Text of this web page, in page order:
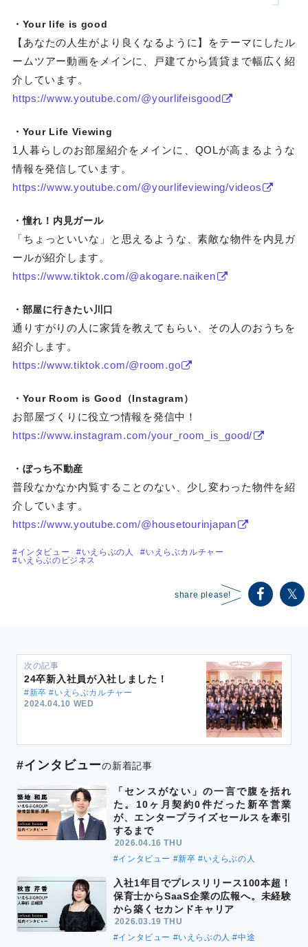
・Your life is good
【あなたの人生がより良くなるように】をテーマにしたル
ームツアー動画をメインに、戸建てから賃貸まで幅広く紹
介しています。
https://www.youtube.com/@yourlifeisgood
・Your Life Viewing
1人暮らしのお部屋紹介をメインに、QOLが高まるような
情報を発信しています。
https://www.youtube.com/@yourlifeviewing/videos
・憧れ！内見ガール
「ちょっといいな」と思えるような、素敵な物件を内見ガ
ールが紹介します。
https://www.tiktok.com/@akogare.naiken
・部屋に行きたい川口
通りすがりの人に家賃を教えてもらい、その人のおうちを
紹介します。
https://www.tiktok.com/@room.go
・Your Room is Good（Instagram）
お部屋づくりに役立つ情報を発信中！
https://www.instagram.com/your_room_is_good/
・ぼっち不動産
普段なかなか内覧することのない、少し変わった物件を紹
介しています。
https://www.youtube.com/@housetourinjapan
#インタビュー #いえらぶの人
#いえらぶカルチャー
#いえらぶのビジネス
share please!
次の記事
24卒新入社員が入社しました！
#新卒 #いえらぶカルチャー
2024.04.10 WED
#インタビューの新着記事
「センスがない」の一言で腹を括れ
た。10ヶ月契約0件だった新卒営業
が、エンタープライズセールスを牽引
するまで
2026.04.16 THU
#インタビュー #新卒 #いえらぶの人
入社1年目でプレスリリース100本超！
保育士からSaaS企業の広報へ。未経験
から築くセカンドキャリア
2026.03.19 THU
#インタビュー #いえらぶの人 #中途